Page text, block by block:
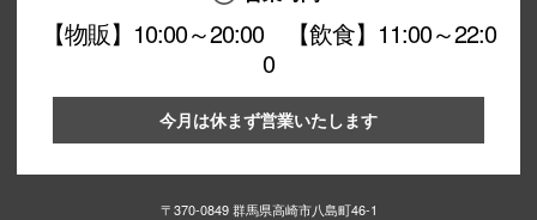
【物販】10:00～20:00 【飲食】11:00～22:0
0
今月は休まず営業いたします
〒370-0849 群馬県高崎市八島町46-1